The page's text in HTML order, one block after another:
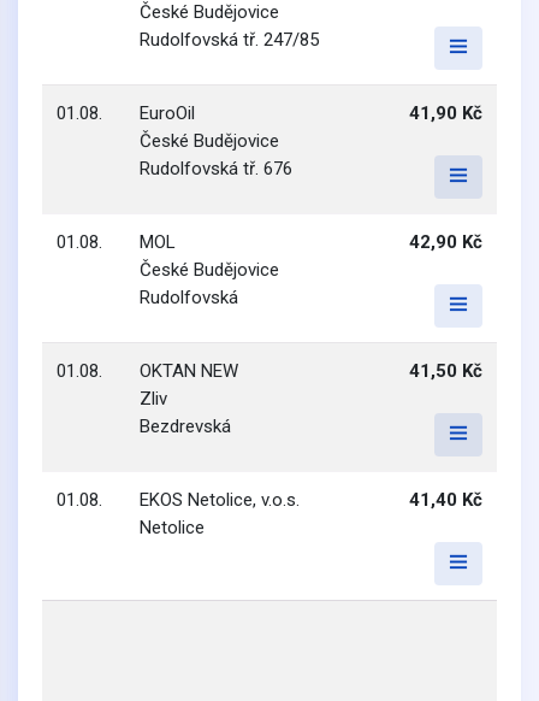
České Budějovice
Rudolfovská tř. 247/85
01.08.
EuroOil
České Budějovice
Rudolfovská tř. 676
41,90 Kč
01.08.
MOL
České Budějovice
Rudolfovská
42,90 Kč
01.08.
OKTAN NEW
Zliv
Bezdrevská
41,50 Kč
01.08.
EKOS Netolice, v.o.s.
Netolice
41,40 Kč